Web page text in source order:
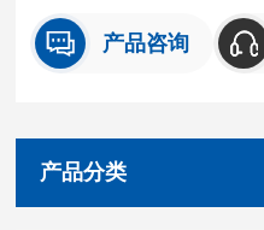
产品咨询
产品分类